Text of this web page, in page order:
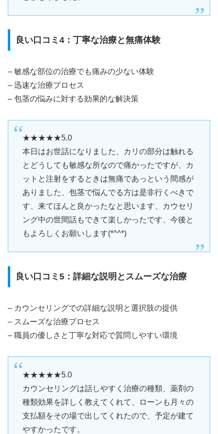
良い口コミ4：丁寧な治療と無痛体験
– 敏感な部位の治療でも痛みの少ない体験
– 迅速な治療プロセス
– 包茎の悩みに対する効果的な解決策
★★★★★5.0
本日はお世話になりました、カリの部分は触れる
とどうしても敏感な所なので痛かったですが、カ
ットと注射をするときは無痛であっという間感が
ありました、包茎で悩んでる方は是非行くべきで
す、来てほんと良かったなと思います、カウセリ
ング中の世間話もできて楽しかったです、今後と
もよろしくお願いします(*^^*)
良い口コミ5：詳細な説明とスムーズな治療
– カウンセリングでの詳細な説明と選択肢の提供
– スムーズな治療プロセス
– 職員の優しさと丁寧な対応で質問しやすい環境
★★★★★5.0
カウンセリングは話しやすく治療の種類、薬剤の
種類効果を詳しく教えてくれて、ローンも月々の
支払額をその場で出してくれたので、予定が建て
やすかったです。